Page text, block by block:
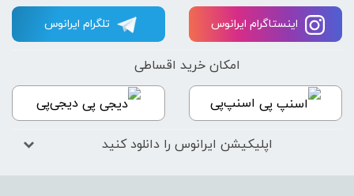
تلگرام ایرانوس اینستاگرام ایرانوس
امکان خرید اقساطی
اسنپ‌پی دیجی‌پی
اپلیکیشن ایرانوس را دانلود کنید